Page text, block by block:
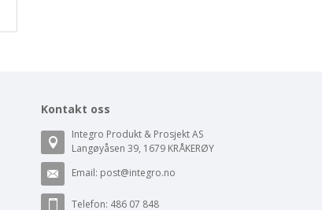
Kontakt oss
Integro Produkt & Prosjekt AS
Langøyåsen 39, 1679 KRÅKERØY
Email: post@integro.no
Telefon: 486 07 848